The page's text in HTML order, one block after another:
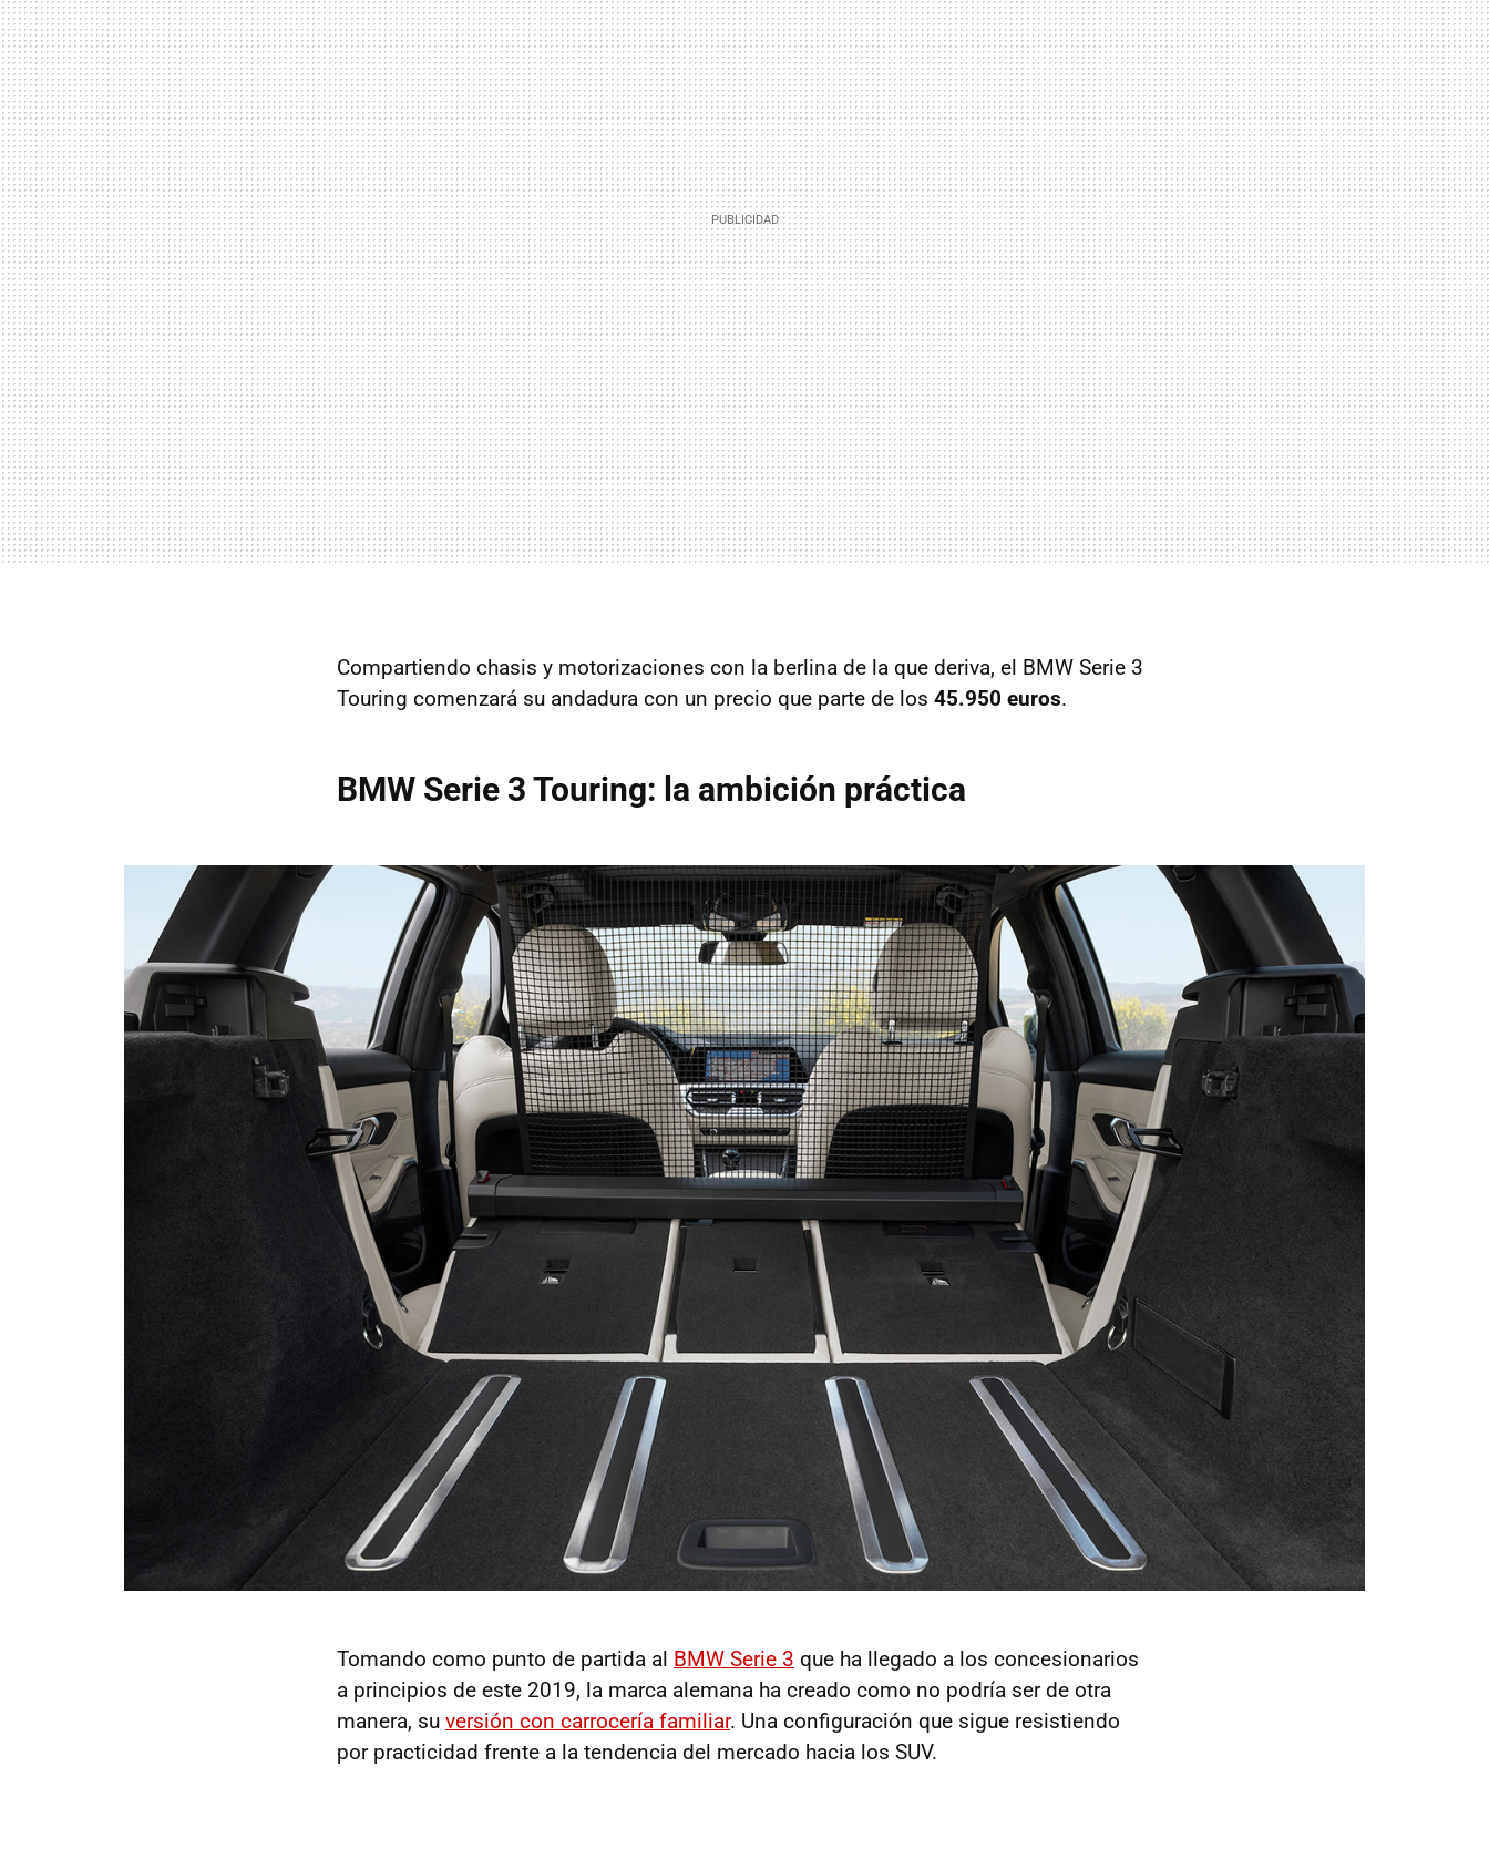
Compartiendo chasis y motorizaciones con la berlina de la que deriva, el BMW Serie 3
Touring comenzará su andadura con un precio que parte de los 45.950 euros.
BMW Serie 3 Touring: la ambición práctica
Tomando como punto de partida al BMW Serie 3 que ha llegado a los concesionarios
a principios de este 2019, la marca alemana ha creado como no podría ser de otra
manera, su versión con carrocería familiar. Una configuración que sigue resistiendo
por practicidad frente a la tendencia del mercado hacia los SUV.